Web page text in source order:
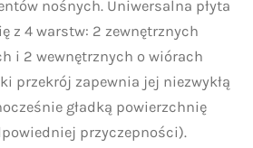
nośnych. Uniwersalna płyta
z 4 warstw: 2 zewnętrznych
i 2 wewnętrznych o wiórach
przekrój zapewnia jej niezwykłą
gładką powierzchnię
przyczepności).